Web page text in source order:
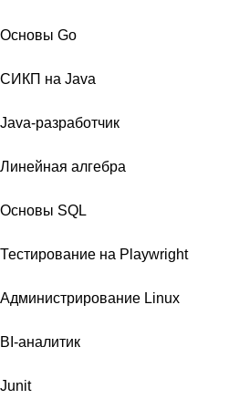
Основы Go
СИКП на Java
Java-разработчик
Линейная алгебра
Основы SQL
Тестирование на Playwright
Администрирование Linux
BI-аналитик
Junit